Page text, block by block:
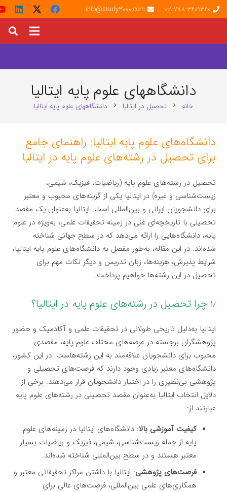
001-778-3409340
info@study3000.com
دانشگاههای علوم پایه ایتالیا
خانه chevron_right تحصیل در ایتالیا chevron_right دانشگاههای علوم پایه ایتالیا
دانشگاه‌های علوم پایه ایتالیا: راهنمای جامع
برای تحصیل در رشته‌های علوم پایه در ایتالیا
تحصیل در رشته‌های علوم پایه (ریاضیات، فیزیک، شیمی،
زیست‌شناسی و غیره) در ایتالیا یکی از گزینه‌های محبوب و معتبر
برای دانشجویان ایرانی و بین‌المللی است. ایتالیا به‌عنوان یک مقصد
تحصیلی با تاریخچه‌ای غنی در زمینه تحقیقات علمی، به‌ویژه در علوم
پایه، دانشگاه‌هایی را ارائه می‌دهد که در سطح جهانی شناخته
شده‌اند. در این مقاله، به‌طور مفصل به دانشگاه‌های علوم پایه ایتالیا،
شرایط پذیرش، هزینه‌ها، زبان تدریس و دیگر نکات مهم برای
تحصیل در این رشته‌ها خواهیم پرداخت.
۱٫ چرا تحصیل در رشته‌های علوم پایه در ایتالیا؟
ایتالیا به‌دلیل تاریخی طولانی در تحقیقات علمی و آکادمیک و حضور
پژوهشگران برجسته در عرصه‌های مختلف علوم پایه، مقصدی
محبوب برای دانشجویان علاقه‌مند به این رشته‌هاست. در این کشور،
دانشگاه‌های معتبر زیادی وجود دارند که فرصت‌های تحصیلی و
پژوهشی بی‌نظیری را در اختیار دانشجویان قرار می‌دهند. برخی از
دلایل انتخاب ایتالیا به‌عنوان مقصد تحصیلی در رشته‌های علوم پایه
عبارتند از:
کیفیت آموزشی بالا: دانشگاه‌های ایتالیا در زمینه‌های علوم
پایه از جمله زیست‌شناسی، شیمی، فیزیک و ریاضیات بسیار
معتبر هستند و در سطح بین‌المللی شناخته شده‌اند.
فرصت‌های پژوهشی: ایتالیا با داشتن مراکز تحقیقاتی معتبر و
همکاری‌های علمی بین‌المللی، فرصت‌های عالی برای